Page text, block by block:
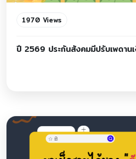
1970 Views
ปี 2569 ประกันสังคมมีปรับเพดาน